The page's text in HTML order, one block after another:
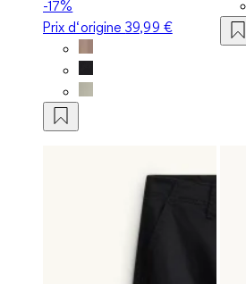
-17%
Prix d‘origine39,99 €